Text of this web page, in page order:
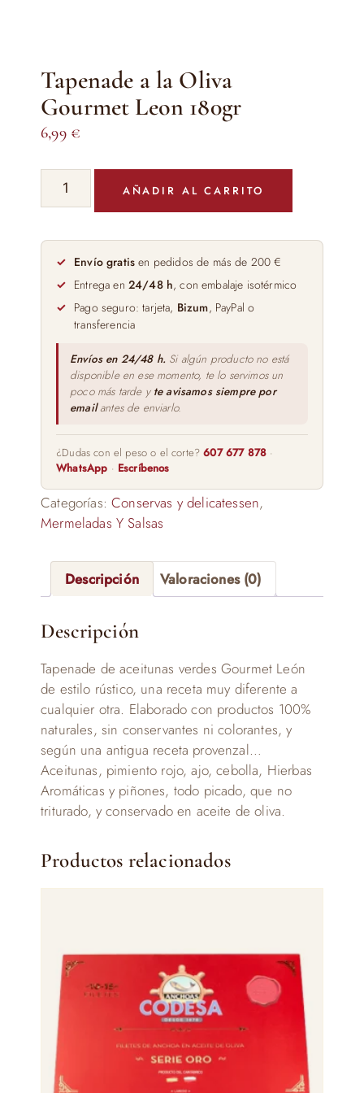
Tapenade a la Oliva
Gourmet Leon 180gr
6,99 €
Tapenade
Oliva
Gourmet
Leon
180gr
cantidad
AÑADIR AL CARRITO
Envío gratis en pedidos de más de 200 €
Entrega en 24/48 h, con embalaje isotérmico
Pago seguro: tarjeta, Bizum, PayPal o
transferencia
Envíos en 24/48 h. Si algún producto no está
disponible en ese momento, te lo servimos un
poco más tarde y te avisamos siempre por
emailantes de enviarlo.
¿Dudas con el peso o el corte?607 677 878 ·
WhatsApp · Escríbenos
Categorías:Conservas y delicatessen,
Mermeladas Y Salsas
Descripción Valoraciones (0)
Descripción
Tapenade de aceitunas verdes Gourmet León
de estilo rústico, una receta muy diferente a
cualquier otra. Elaborado con productos 100%
naturales, sin conservantes ni colorantes, y
según una antigua receta provenzal…
Aceitunas, pimiento rojo, ajo, cebolla, Hierbas
Aromáticas y piñones, todo picado, que no
triturado, y conservado en aceite de oliva.
Productos relacionados